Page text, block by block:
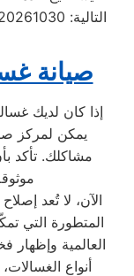
صيانة
إذا كان لديك
يمكن لمركز
مشاكلك. تأكد
الآن، لا تُعد
المتطورة التي
العالمية وإظهار
أنواع